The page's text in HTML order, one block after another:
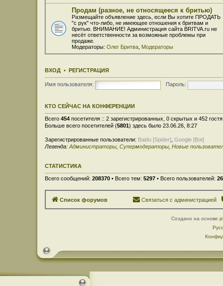
Продам (разное, не относящееся к бритью)
Размещайте объявление здесь, если Вы хотите ПРОДАТЬ
"с рук" что-либо, не имеющее отношения к бритвам и
бритью. ВНИМАНИЕ! Администрация сайта BRITVA.ru не
несёт ответственности за возможные проблемы при
продаже.
Модераторы: Олег Бритва Модераторы
ВХОД • РЕГИСТРАЦИЯ
Имя пользователя: Пароль:
КТО СЕЙЧАС НА КОНФЕРЕНЦИИ
Всего 454 посетителя :: 2 зарегистрированных, 0 скрытых и 452
Больше всего посетителей (5801) здесь было 23.06.26, 8:27
Зарегистрированные пользователи: Baidu [Spider] Google [Bot]
Легенда: Администраторы Супермодераторы Новые
СТАТИСТИКА
Всего сообщений: 208370 • Всего тем: 5297 • Всего пользователей:
Список форумов Связаться с администрацией
Создано на основе